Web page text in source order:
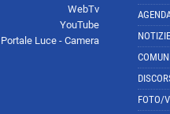
WebTv
YouTube
Portale Luce - Camera
NOTIZIE
FOTO/